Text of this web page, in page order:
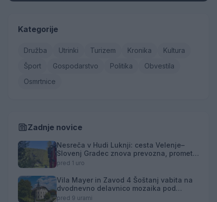
Kategorije
Družba Utrinki Turizem Kronika
Kultura
Šport
Gospodarstvo Politika
Obvestila
Osmrtnice
Zadnje novice
Nesreča v Hudi Luknji: cesta Velenje–
Slovenj Gradec znova prevozna, promet
izmenično enosmeren
pred 1 uro
Vila Mayer in Zavod 4 Šoštanj vabita na
dvodnevno delavnico mozaika pod
mentorstvom Mojce Marije Černivšek
pred 9 urami